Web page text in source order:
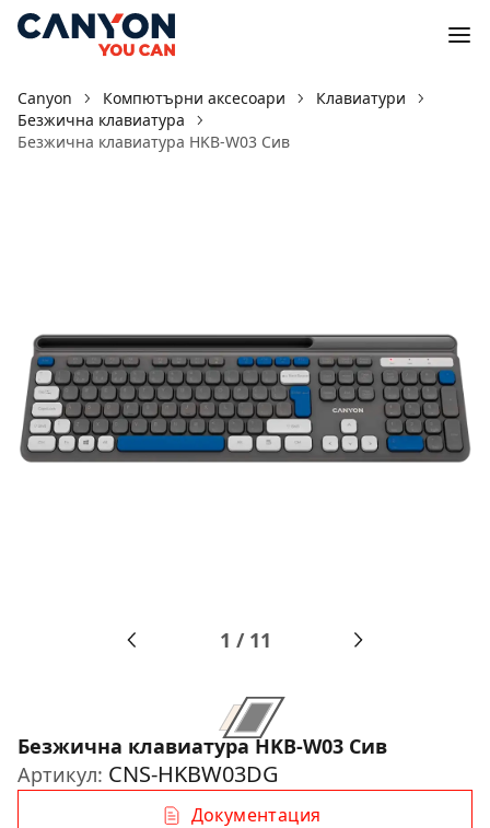
Canyon Компютърни аксесоари
Клавиатури
Безжична клавиатура
Безжична клавиатура HKB-W03 Сив
1 / 11
Безжична клавиатура HKB-W03 Сив
Артикул: CNS-HKBW03DG
Документация